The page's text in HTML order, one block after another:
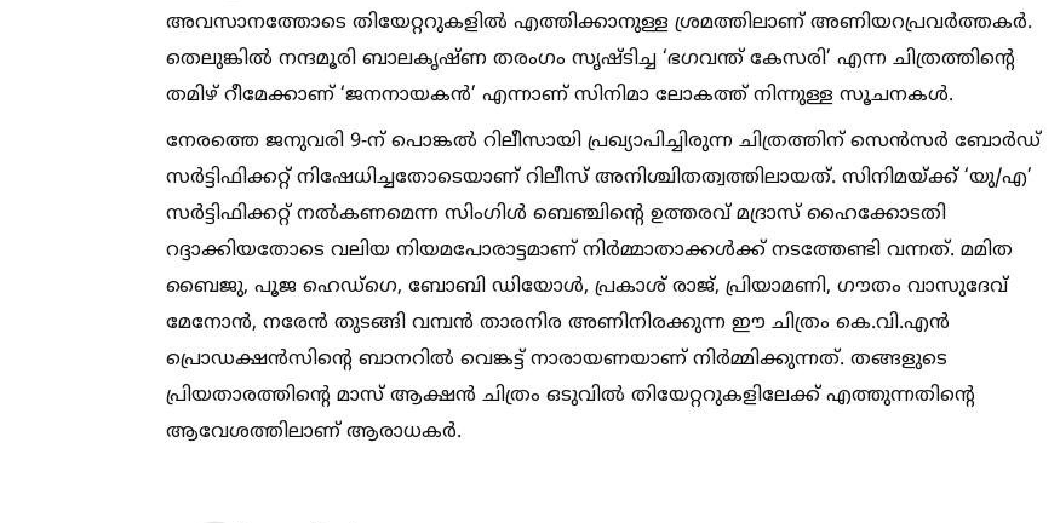
അവസാനത്തോടെ തിയേറ്ററുകളില്‍ എത്തിക്കാനുള്ള ശ്രമത്തിലാണ് അണിയറപ്രവർത്തകർ.
തെലുങ്കില്‍ നന്ദമൂരി ബാലകൃഷ്ണ തരംഗം സൃഷ്ടിച്ച ‘ഭഗവന്ത് കേസരി’ എന്ന ചിത്രത്തിന്റെ
തമിഴ് റീമേക്കാണ് ‘ജനനായകൻ’ എന്നാണ് സിനിമാ ലോകത്ത് നിന്നുള്ള സൂചനകള്‍.
നേരത്തെ ജനുവരി 9-ന് പൊങ്കല്‍ റിലീസായി പ്രഖ്യാപിച്ചിരുന്ന ചിത്രത്തിന് സെൻസർ ബോർഡ്
സർട്ടിഫിക്കറ്റ് നിഷേധിച്ചതോടെയാണ് റിലീസ് അനിശ്ചിതത്വത്തിലായത്. സിനിമയ്ക്ക് ‘യു/എ’
സർട്ടിഫിക്കറ്റ് നല്‍കണമെന്ന സിംഗിള്‍ ബെഞ്ചിന്റെ ഉത്തരവ് മദ്രാസ് ഹൈക്കോടതി
റദ്ദാക്കിയതോടെ വലിയ നിയമപോരാട്ടമാണ് നിർമ്മാതാക്കള്‍ക്ക് നടത്തേണ്ടി വന്നത്. മമിത
ബൈജു, പൂജ ഹെഡ്ഗെ, ബോബി ഡിയോള്‍, പ്രകാശ് രാജ്, പ്രിയാമണി, ഗൗതം വാസുദേവ്
മേനോൻ, നരേൻ തുടങ്ങി വമ്പൻ താരനിര അണിനിരക്കുന്ന ഈ ചിത്രം കെ.വി.എൻ
പ്രൊഡക്ഷൻസിന്റെ ബാനറില്‍ വെങ്കട്ട് നാരായണയാണ് നിർമ്മിക്കുന്നത്. തങ്ങളുടെ
പ്രിയതാരത്തിന്റെ മാസ് ആക്ഷൻ ചിത്രം ഒടുവില്‍ തിയേറ്ററുകളിലേക്ക് എത്തുന്നതിന്റെ
ആവേശത്തിലാണ് ആരാധകർ.